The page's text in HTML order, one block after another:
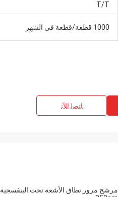
T/T
1000 قطعة/قطعة في الشهر
ﺎﺘﺼﻟ ﺍﻶﻧ
مرشح مرور نطاق الأشعة تحت البنفسجية